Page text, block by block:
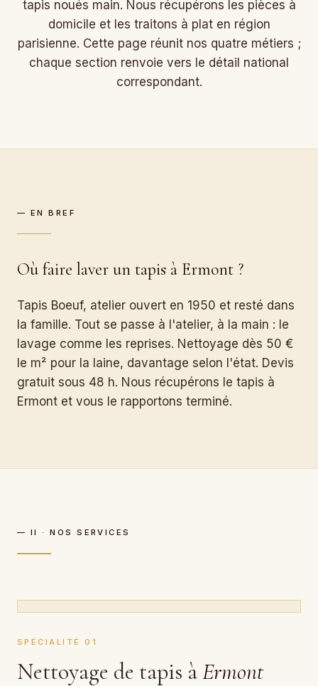
tapis noués main. Nous récupérons les pièces à
domicile et les traitons à plat en région
parisienne. Cette page réunit nos quatre métiers ;
chaque section renvoie vers le détail national
correspondant.
— EN BREF
Où faire laver un tapis à Ermont ?
Tapis Boeuf, atelier ouvert en 1950 et resté dans
la famille. Tout se passe à l'atelier, à la main : le
lavage comme les reprises. Nettoyage dès 50 €
le m² pour la laine, davantage selon l'état. Devis
gratuit sous 48 h. Nous récupérons le tapis à
Ermont et vous le rapportons terminé.
— II · NOS SERVICES
SPÉCIALITÉ 01
Nettoyage de tapis àErmont